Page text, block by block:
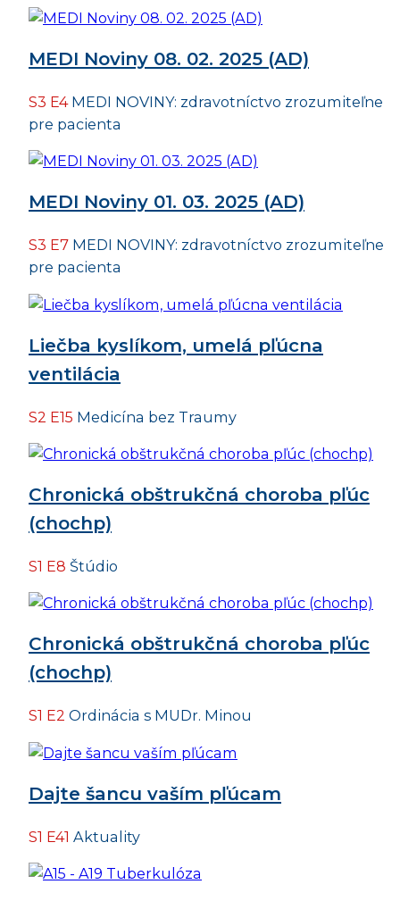
MEDI Noviny 08. 02. 2025 (AD)
S3 E4MEDI NOVINY: zdravotníctvo zrozumiteľne
pre pacienta
MEDI Noviny 01. 03. 2025 (AD)
S3 E7 MEDI NOVINY: zdravotníctvo zrozumiteľne
pre pacienta
Liečba kyslíkom, umelá pľúcna
ventilácia
S2 E15 Medicína bez Traumy
Chronická obštrukčná choroba pľúc
(chochp)
S1 E8 Štúdio
Chronická obštrukčná choroba pľúc
(chochp)
S1 E2 Ordinácia s MUDr. Minou
Dajte šancu vaším pľúcam
S1 E41 Aktuality